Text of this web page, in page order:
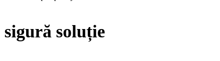
soluție